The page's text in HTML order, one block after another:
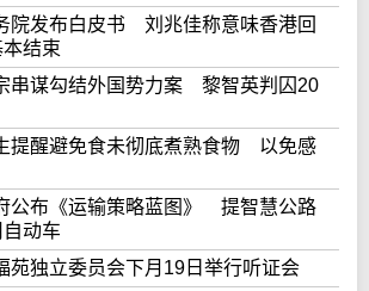
院发布白皮书 刘兆佳称意味香港回
结束
串谋勾结外国势力案 黎智英判囚20
提醒避免食未彻底煮熟食物 以免感
公布《运输策略蓝图》 提智慧公路
动车
苑独立委员会下月19日举行听证会